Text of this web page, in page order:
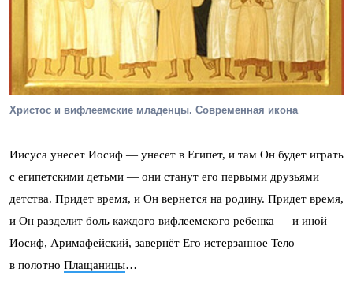
Христос и вифлеемские младенцы. Современная икона
Иисуса унесет Иосиф — унесет в Египет, и там Он будет играть
с египетскими детьми — они станут его первыми друзьями
детства. Придет время, и Он вернется на родину. Придет время,
и Он разделит боль каждого вифлеемского ребенка — и иной
Иосиф, Аримафейский, завернёт Его истерзанное Тело
в полотно Плащаницы…